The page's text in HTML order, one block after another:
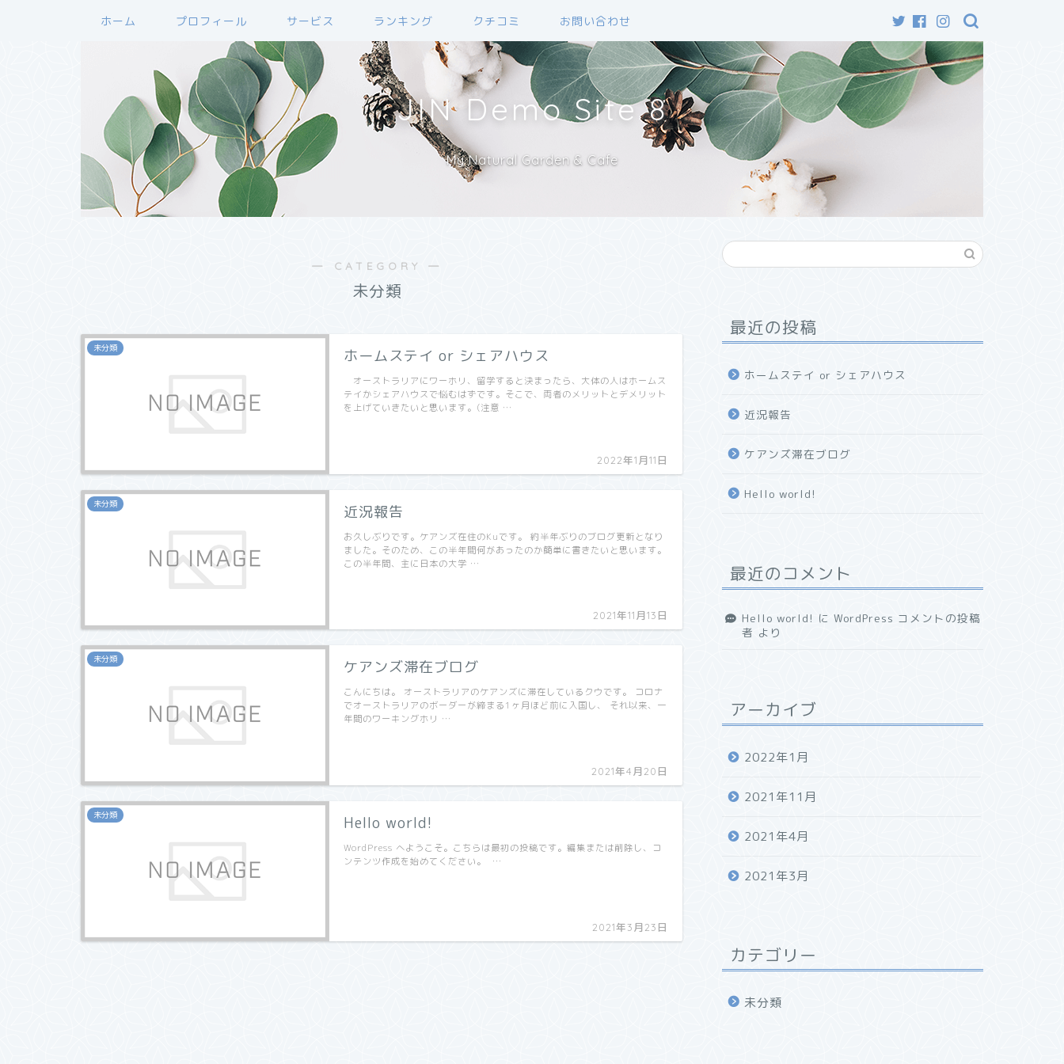
ホーム プロフィール サービス ランキング クチコミ お問い合わせ
JIN Demo Site 8
My Natural Garden & Cafe
― CATEGORY ―
未分類
未分類 ホームステイ or シェアハウス
2022年1月11日
オーストラリアにワーホリ、留学すると決まったら、大体の人はホームス
テイかシェアハウスで悩むはずです。そこで、両者のメリットとデメリット
を上げていきたいと思います。(注意 …
未分類 近況報告
2021年11月13日
お久しぶりです。ケアンズ在住のKuです。 約半年ぶりのブログ更新となり
ました。そのため、この半年間何があったのか簡単に書きたいと思います。
この半年間、主に日本の大学 …
未分類 ケアンズ滞在ブログ
2021年4月20日
こんにちは。 オーストラリアのケアンズに滞在しているクウです。 コロナ
でオーストラリアのボーダーが締まる1ヶ月ほど前に入国し、 それ以来、一
年間のワーキングホリ …
未分類 Hello world!
2021年3月23日
WordPress へようこそ。こちらは最初の投稿です。編集または削除し、コ
ンテンツ作成を始めてください。 …
最近の投稿
ホームステイ or シェアハウス
近況報告
ケアンズ滞在ブログ
Hello world!
最近のコメント
Hello world! に WordPress コメントの投稿
者 より
アーカイブ
2022年1月
2021年11月
2021年4月
2021年3月
カテゴリー
未分類